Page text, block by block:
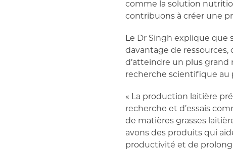
comme la solution
contribuons à créer une
Le Dr Singh explique que
davantage de ressources,
d’atteindre un plus grand
recherche scientifique au
« La production laitière
recherche et d’essais
de matières grasses
avons des produits qui
productivité et de